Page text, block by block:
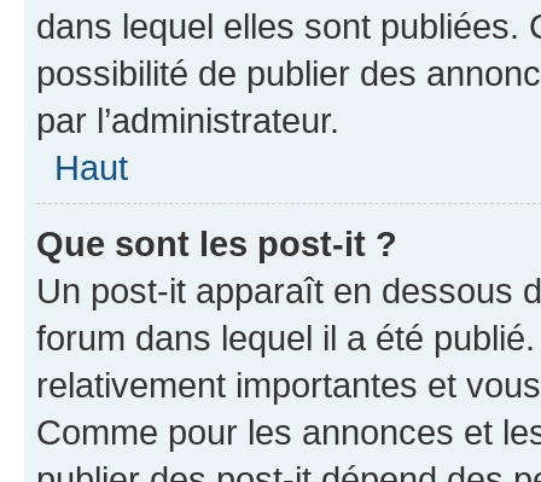
dans lequel elles sont publiées.
possibilité de publier des
par l’administrateur.
Haut
Que sont les post-it ?
Un post-it apparaît en dessous
forum dans lequel il a été
relativement importantes et
Comme pour les annonces et